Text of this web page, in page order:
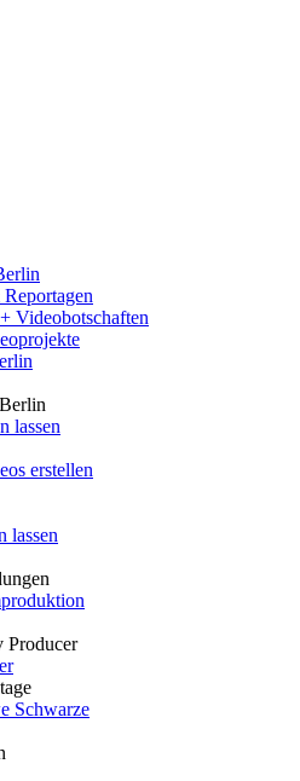
Videobotschaften
lassen
erstellen
lassen
Producer
Schwarze